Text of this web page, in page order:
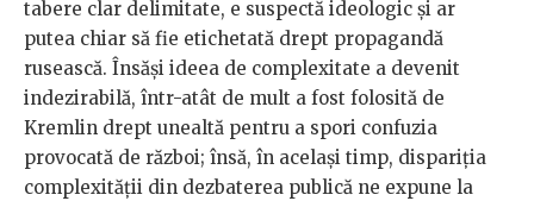
tabere clar delimitate, e suspectă ideologic și ar
putea chiar să fie etichetată drept propagandă
rusească. Însăși ideea de complexitate a devenit
indezirabilă, într-atât de mult a fost folosită de
Kremlin drept unealtă pentru a spori confuzia
provocată de război; însă, în același timp, dispariția
complexității din dezbaterea publică ne expune la